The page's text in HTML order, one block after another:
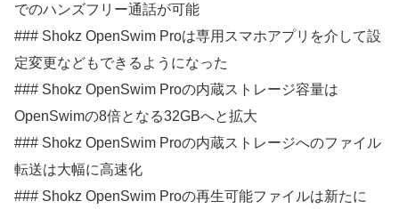
でのハンズフリー通話が可能
### Shokz OpenSwim Proは専用スマホアプリを介して設
定変更などもできるようになった
### Shokz OpenSwim Proの内蔵ストレージ容量は
OpenSwimの8倍となる32GBへと拡大
### Shokz OpenSwim Proの内蔵ストレージへのファイル
転送は大幅に高速化
### Shokz OpenSwim Proの再生可能ファイルは新たに